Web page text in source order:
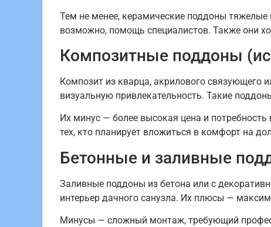
Тем не менее, керамические поддоны тяжелые
возможно, помощь специалистов. Также они
Композитные поддоны
Композит из кварца, акрилового связующего
визуальную привлекательность. Такие
Их минус — более высокая цена и
тех, кто планирует вложиться в комфорт на
Бетонные и заливные
Заливные поддоны из бетона или с
интерьер дачного санузла. Их плюсы —
Минусы — сложный монтаж, требующий